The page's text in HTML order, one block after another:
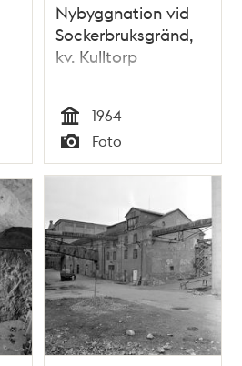
Nybyggnation vid
Sockerbruksgränd,
kv. Kulltorp
Tid
1964
Typ
Foto